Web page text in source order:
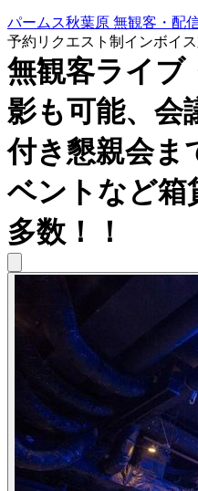
パームス秋葉原 無観客・配
予約リクエスト制インボイ
無観客ライブ
影も可能、会
付き懇親会ま
ベントなど箱
多数！！